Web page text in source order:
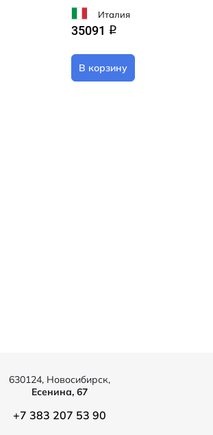
поддона)
Италия
35091 q
В корзину
630124, Новосибирск,
Есенина, 67
+7 383 207 53 90